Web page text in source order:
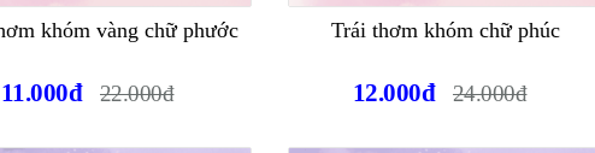
khóm vàng chữ phước
11.000đ 22.000đ
Trái thơm khóm chữ phúc
12.000đ 24.000đ